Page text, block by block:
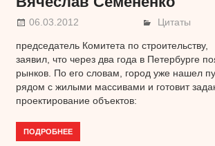
06.03.2012 Цитаты
председатель Комитета по строительству,
заявил, что через два года в Петербурге
рынков. По его словам, город уже нашел
рядом с жилыми массивами и готовит
проектирование объектов:
ПОДРОБНЕЕ